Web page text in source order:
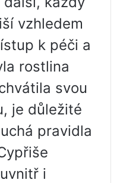
vzhledem
k péči a
rostlina
svou
je důležité
pravidla
i